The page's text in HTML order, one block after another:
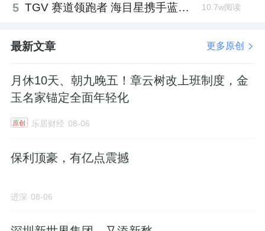
5 TGV 赛道领跑者 海目星携手蓝思科技掘金先进封装 10.7w阅读
最新文章 更多原创
月休10天、朝九晚五！章云树改上班制度，金
玉名家锚定全面年轻化
原创 乐居财经 08-06
保利顶豪，有亿点震撼
进深 08-06